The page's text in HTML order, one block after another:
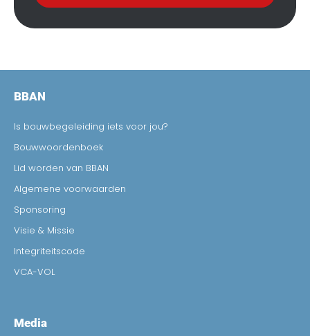
BBAN
Is bouwbegeleiding iets voor jou?
Bouwwoordenboek
Lid worden van BBAN
Algemene voorwaarden
Sponsoring
Visie & Missie
Integriteitscode
VCA-VOL
Media